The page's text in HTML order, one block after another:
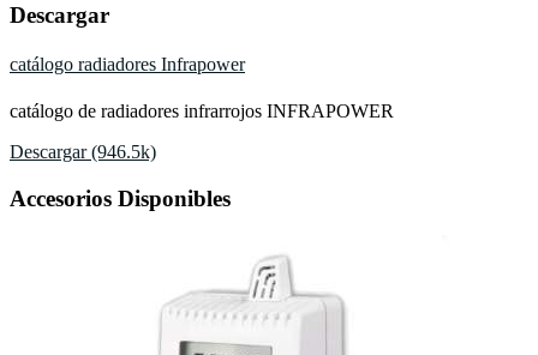
Descargar
catálogo radiadores Infrapower
catálogo de radiadores infrarrojos INFRAPOWER
Descargar (946.5k)
Accesorios Disponibles